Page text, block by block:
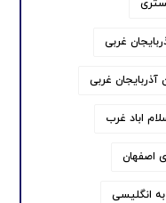
غربی
غربی
اباد غرب
اصفهان
انگلیسی